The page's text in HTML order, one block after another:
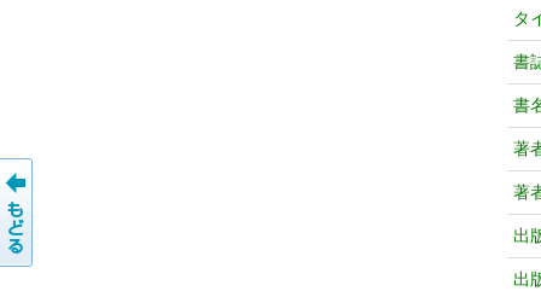
タ
書
書
著
著
出
出